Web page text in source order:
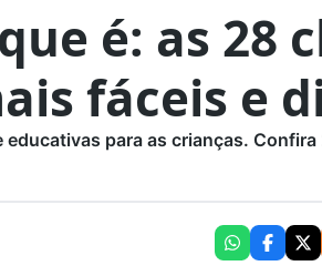
é: as 28
fáceis e
para as crianças.